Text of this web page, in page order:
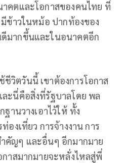
คตและโอกาสของคนไทย ที่
ข้าวในหม้อ ปากท้องของ
มากขึ้นและในอนาคตอีก
วิตวันนี้ เขาต้องการโอกาส
ะนี่คือสิ่งที่รัฐบาลโดย พล
ฐานวางเอาไว้ให้ ทั้ง
องเที่ยว การจ้างงาน การ
คัญๆ และอื่นๆ อีกมากมาย
กาสมากมายจะหลั่งไหลสู่พี่